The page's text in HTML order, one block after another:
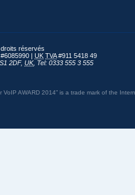
droits réservés
| UK TVA#911 5418 49
S1 2DF, UK, Tel: 0333 555 3 555
VoIP AWARD 2014” is a trade mark of the